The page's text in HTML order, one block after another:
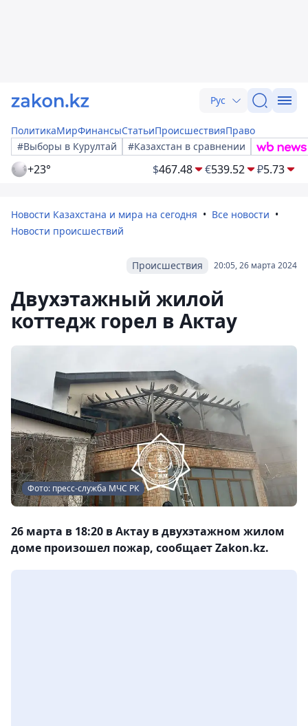
Рус
ПолитикаМирФинансыСтатьиПроисшествияПраво
#Выборы в Курултай
#Казахстан в сравнении
+23° $467.48 €539.52 ₽5.73
Новости Казахстана и мира на сегодня
Все новости
Новости происшествий
20:05, 26 марта 2024
Происшествия
Двухэтажный жилой
коттедж горел в Актау
Фото: пресс-служба МЧС РК
26 марта в 18:20 в Актау в двухэтажном жилом
доме произошел пожар, сообщает Zakon.kz.